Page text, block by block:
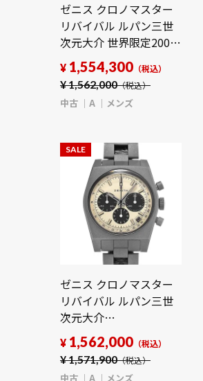
ゼニス クロノマスター
リバイバル ルパン三世
次元大介 世界限定200本
97.L384.400/04.M384
ゴールド/ブラック メン
ズ 時計 【中古】
【wristwatch】
¥1,562,000（税込）
¥ 1,554,300 （税込）
中古 A メンズ
SALE
ゼニス クロノマスター
リバイバル ルパン三世
次元大介
97.L384.400/04.M384
ゴールド/ブラック メン
ズ 時計 【中古】
¥1,571,900（税込）
¥ 1,562,000 （税込）
中古 A メンズ